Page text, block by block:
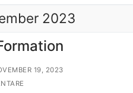
2023
19, 2023